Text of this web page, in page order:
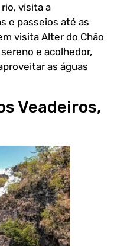
visita a
e passeios até as
visita Alter do Chão
e acolhedor,
as águas
Veadeiros,